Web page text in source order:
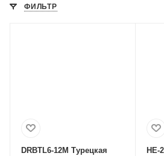
ФИЛЬТР
DRBTL6-12M Турецкая
HE-